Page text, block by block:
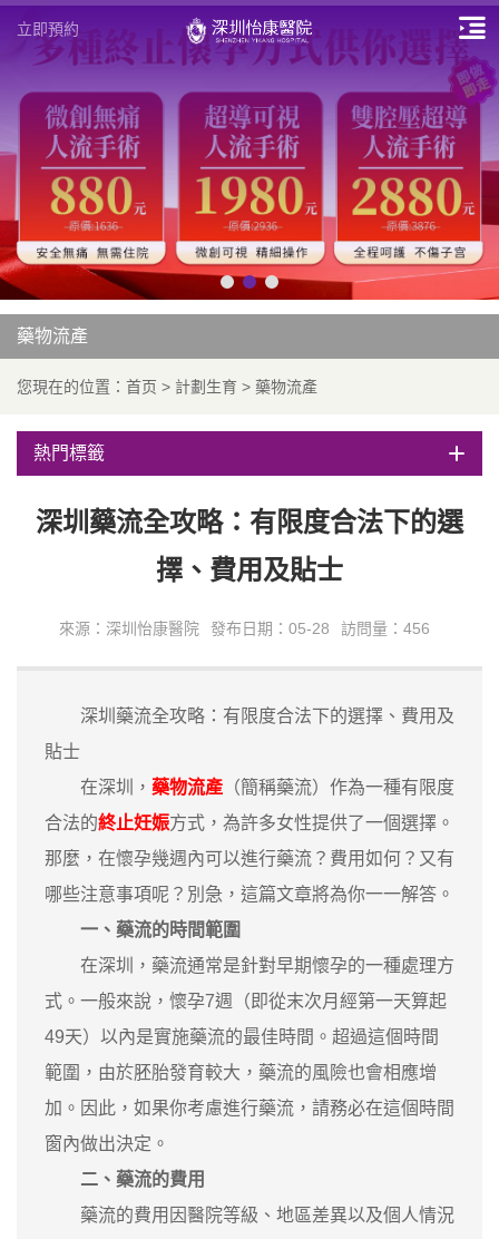
立即預約
藥物流產
您現在的位置： 首页 > 計劃生育 > 藥物流產
熱門標籤
深圳藥流全攻略：有限度合法下的選
擇、費用及貼士
來源：深圳怡康醫院 發布日期：05-28 訪問量：456
深圳藥流全攻略：有限度合法下的選擇、費用及
貼士
在深圳， 藥物流產 （簡稱藥流）作為一種有限度
合法的終止妊娠方式，為許多女性提供了一個選擇。
那麼，在懷孕幾週內可以進行藥流？費用如何？又有
哪些注意事項呢？別急，這篇文章將為你一一解答。
一、藥流的時間範圍
在深圳，藥流通常是針對早期懷孕的一種處理方
式。一般來說，懷孕7週（即從末次月經第一天算起
49天）以內是實施藥流的最佳時間。超過這個時間
範圍，由於胚胎發育較大，藥流的風險也會相應增
加。因此，如果你考慮進行藥流，請務必在這個時間
窗內做出決定。
二、藥流的費用
藥流的費用因醫院等級、地區差異以及個人情況